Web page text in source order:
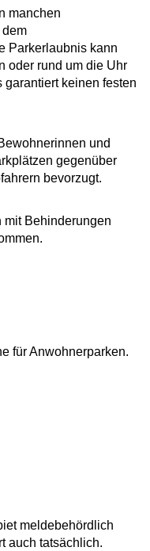
manchen
Parkerlaubnis kann
oder rund um die Uhr
keinen festen
und
gegenüber
bevorzugt.
mit Behinderungen
für Anwohnerparken.
meldebehördlich
auch tatsächlich.